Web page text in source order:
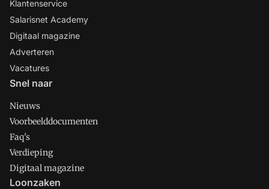
Klantenservice
Salarisnet Academy
Digitaal magazine
Adverteren
Vacatures
Snel naar
Nieuws
Voorbeelddocumenten
Faq's
Verdieping
Digitaal magazine
Loonzaken